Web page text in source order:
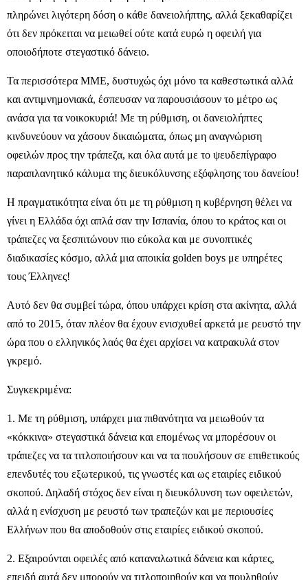
πληρώνει λιγότερη δόση ο κάθε δανειολήπτης, αλλά ξεκαθαρίζει
ότι δεν πρόκειται να μειωθεί ούτε κατά ευρώ η οφειλή για
οποιοδήποτε στεγαστικό δάνειο.
Τα περισσότερα ΜΜΕ, δυστυχώς όχι μόνο τα καθεστωτικά αλλά
και αντιμνημονιακά, έσπευσαν να παρουσιάσουν το μέτρο ως
ανάσα για τα νοικοκυριά! Με τη ρύθμιση, οι δανειολήπτες
κινδυνεύουν να χάσουν δικαιώματα, όπως μη αναγνώριση
οφειλών προς την τράπεζα, και όλα αυτά με το ψευδεπίγραφο
παραπλανητικό κάλυμα της διευκόλυνσης εξόφλησης του δανείου!
Η πραγματικότητα είναι ότι με τη ρύθμιση η κυβέρνηση θέλει να
γίνει η Ελλάδα όχι απλά σαν την Ισπανία, όπου το κράτος και οι
τράπεζες να ξεσπιτώνουν πιο εύκολα και με συνοπτικές
διαδικασίες κόσμο, αλλά μια αποικία golden boys με υπηρέτες
τους Έλληνες!
Αυτό δεν θα συμβεί τώρα, όπου υπάρχει κρίση στα ακίνητα, αλλά
από το 2015, όταν πλέον θα έχουν ενισχυθεί αρκετά με ρευστό την
ώρα που ο ελληνικός λαός θα έχει αρχίσει να κατρακυλά στον
γκρεμό.
Συγκεκριμένα:
1. Με τη ρύθμιση, υπάρχει μια πιθανότητα να μειωθούν τα
«κόκκινα» στεγαστικά δάνεια και επομένως να μπορέσουν οι
τράπεζες να τα τιτλοποιήσουν και να τα πουλήσουν σε επιθετικούς
επενδυτές του εξωτερικού, τις γνωστές και ως εταιρίες ειδικού
σκοπού. Δηλαδή στόχος δεν είναι η διευκόλυνση των οφειλετών,
αλλά η ενίσχυση με ρευστό των τραπεζών και με περιουσίες
Ελλήνων που θα αποδοθούν στις εταιρίες ειδικού σκοπού.
2. Εξαιρούνται οφειλές από καταναλωτικά δάνεια και κάρτες,
επειδή αυτά δεν μπορούν να τιτλοποιηθούν και να πουληθούν